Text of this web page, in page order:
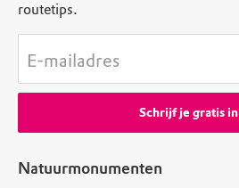
Natuurmonumenten
routetips.
E-mailadres
Schrijf je gratis in